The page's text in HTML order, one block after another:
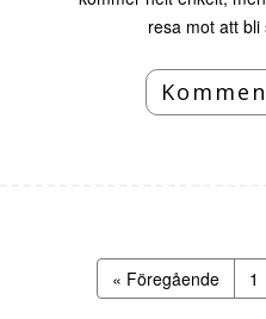
resa mot att bli
« Föregående 1